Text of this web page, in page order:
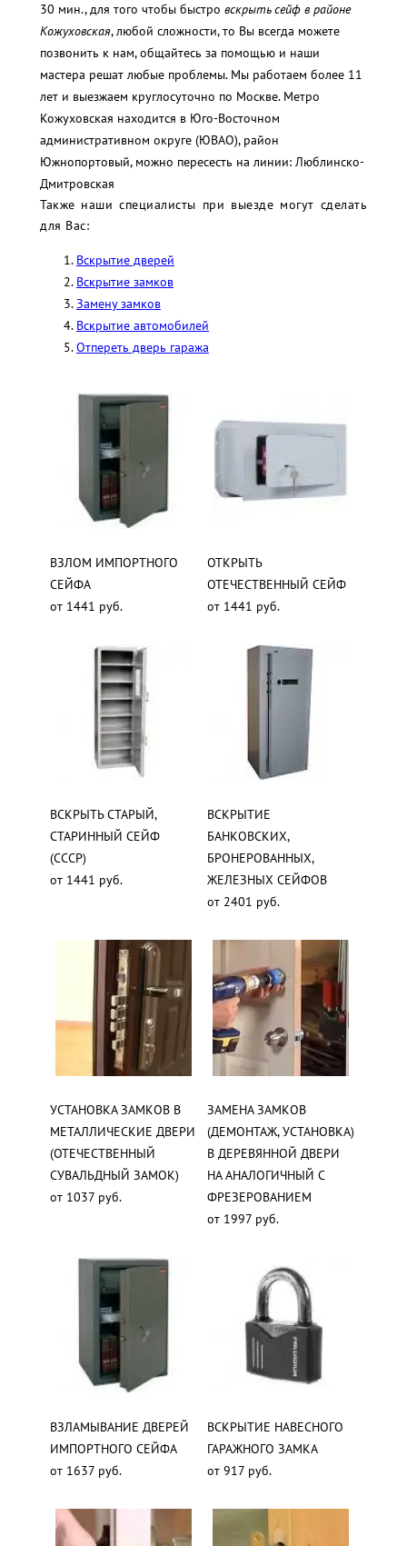
30 мин., для того чтобы быстро вскрыть сейф в районе
Кожуховская, любой сложности, то Вы всегда можете
позвонить к нам, общайтесь за помощью и наши
мастера решат любые проблемы. Мы работаем более 11
лет и выезжаем круглосуточно по Москве. Метро
Кожуховская находится в Юго-Восточном
административном округе (ЮВАО), район
Южнопортовый, можно пересесть на линии: Люблинско-
Дмитровская
Также наши специалисты при выезде могут сделать
для Вас:
Вскрытие дверей
Вскрытие замков
Замену замков
Вскрытие автомобилей
Отпереть дверь гаража
ВЗЛОМ ИМПОРТНОГО
СЕЙФА
от 1441 руб.
ОТКРЫТЬ
ОТЕЧЕСТВЕННЫЙ СЕЙФ
от 1441 руб.
ВСКРЫТЬ СТАРЫЙ,
СТАРИННЫЙ СЕЙФ
(СССР)
от 1441 руб.
ВСКРЫТИЕ
БАНКОВСКИХ,
БРОНЕРОВАННЫХ,
ЖЕЛЕЗНЫХ СЕЙФОВ
от 2401 руб.
УСТАНОВКА ЗАМКОВ В
МЕТАЛЛИЧЕСКИЕ ДВЕРИ
(ОТЕЧЕСТВЕННЫЙ
СУВАЛЬДНЫЙ ЗАМОК)
от 1037 руб.
ЗАМЕНА ЗАМКОВ
(ДЕМОНТАЖ, УСТАНОВКА)
В ДЕРЕВЯННОЙ ДВЕРИ
НА АНАЛОГИЧНЫЙ С
ФРЕЗЕРОВАНИЕМ
от 1997 руб.
ВЗЛАМЫВАНИЕ ДВЕРЕЙ
ИМПОРТНОГО СЕЙФА
от 1637 руб.
ВСКРЫТИЕ НАВЕСНОГО
ГАРАЖНОГО ЗАМКА
от 917 руб.